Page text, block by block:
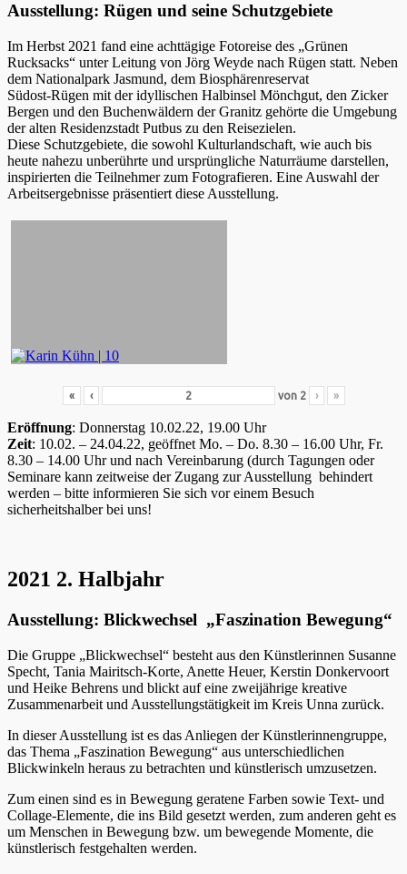
Ausstellung: Rügen und seine Schutzgebiete
Im Herbst 2021 fand eine achttägige Fotoreise des „Grünen
Rucksacks“ unter Leitung von Jörg Weyde nach Rügen statt. Neben
dem Nationalpark Jasmund, dem Biosphärenreservat
Südost-Rügen mit der idyllischen Halbinsel Mönchgut, den Zicker
Bergen und den Buchenwäldern der Granitz gehörte die Umgebung
der alten Residenzstadt Putbus zu den Reisezielen.
Diese Schutzgebiete, die sowohl Kulturlandschaft, wie auch bis
heute nahezu unberührte und ursprüngliche Naturräume darstellen,
inspirierten die Teilnehmer zum Fotografieren. Eine Auswahl der
Arbeitsergebnisse präsentiert diese Ausstellung.
« ‹ von 2 › »
Eröffnung: Donnerstag 10.02.22, 19.00 Uhr
Zeit: 10.02. – 24.04.22, geöffnet Mo. – Do. 8.30 – 16.00 Uhr, Fr.
8.30 – 14.00 Uhr und nach Vereinbarung (durch Tagungen oder
Seminare kann zeitweise der Zugang zur Ausstellung behindert
werden – bitte informieren Sie sich vor einem Besuch
sicherheitshalber bei uns!
2021 2. Halbjahr
Ausstellung: Blickwechsel „Faszination Bewegung“
Die Gruppe „Blickwechsel“ besteht aus den Künstlerinnen Susanne
Specht, Tania Mairitsch-Korte, Anette Heuer, Kerstin Donkervoort
und Heike Behrens und blickt auf eine zweijährige kreative
Zusammenarbeit und Ausstellungstätigkeit im Kreis Unna zurück.
In dieser Ausstellung ist es das Anliegen der Künstlerinnengruppe,
das Thema „Faszination Bewegung“ aus unterschiedlichen
Blickwinkeln heraus zu betrachten und künstlerisch umzusetzen.
Zum einen sind es in Bewegung geratene Farben sowie Text- und
Collage-Elemente, die ins Bild gesetzt werden, zum anderen geht es
um Menschen in Bewegung bzw. um bewegende Momente, die
künstlerisch festgehalten werden.